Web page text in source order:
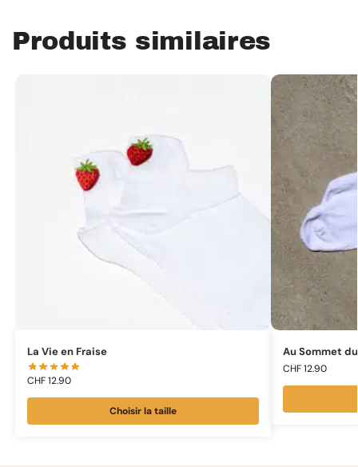
Produits similaires
La Vie en Fraise
CHF12.90
Choisir la taille
Au Sommet
CHF12.90